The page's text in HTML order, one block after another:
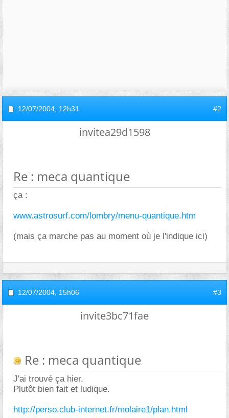
12/07/2004, 12h31 #2
invitea29d1598
Re : meca quantique
ça :
www.astrosurf.com/lombry/menu-quantique.htm
(mais ça marche pas au moment où je l'indique ici)
12/07/2004, 15h06 #3
invite3bc71fae
Re : meca quantique
J'ai trouvé ça hier.
Plutôt bien fait et ludique.
http://perso.club-internet.fr/molaire1/plan.html